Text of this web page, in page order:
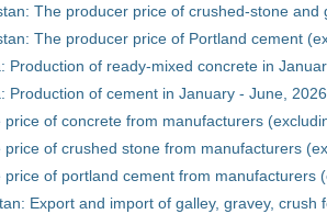
The producer price of crushed-stone and
The producer price of Portland cement
Production of ready-mixed concrete in
Production of cement in January - June, 2026
price of concrete from manufacturers
price of crushed stone from manufacturers
price of portland cement from manufacturers
Export and import of galley, gravey,